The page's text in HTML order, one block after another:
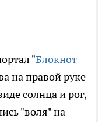
"Блокнот
на правой руке
солнца и рог,
"воля" на